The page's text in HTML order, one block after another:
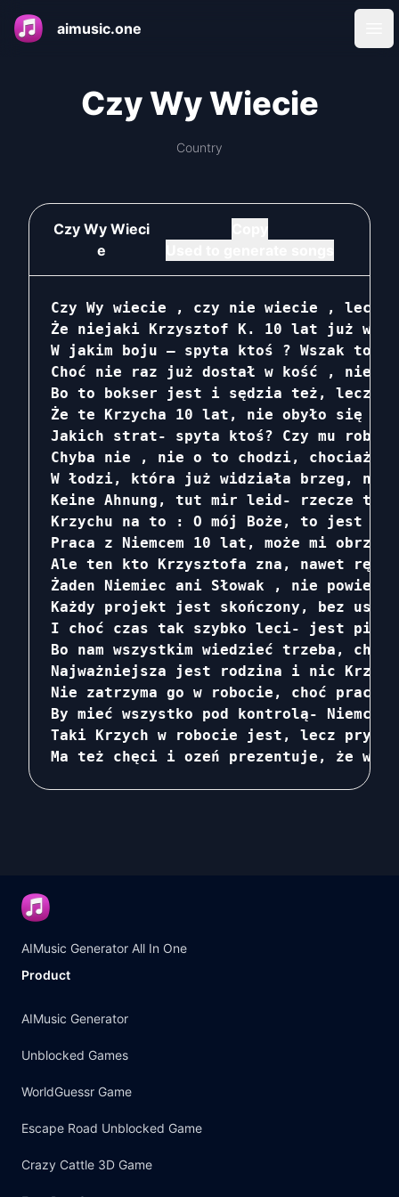
aimusic.one
Czy Wy Wiecie
Country
Czy Wy Wieci
e
Czy Wy wiecie , czy nie wiecie , lecz
Że niejaki Krzysztof K. 10 lat już w
W jakim boju – spyta ktoś ? Wszak to
Choć nie raz już dostał w kość , nie
Bo to bokser jest i sędzia też, lecz
Że te Krzycha 10 lat, nie obyło się
Jakich strat- spyta ktoś? Czy mu robił
Chyba nie , nie o to chodzi, chociaż
W łodzi, która już widziała brzeg,
Keine Ahnung, tut mir leid- rzecze tak
Krzychu na to : O mój Boże, to jest
Praca z Niemcem 10 lat, może mi
Ale ten kto Krzysztofa zna, nawet
Żaden Niemiec ani Słowak , nie
Każdy projekt jest skończony, bez
I choć czas tak szybko leci- jest
Bo nam wszystkim wiedzieć trzeba,
Najważniejsza jest rodzina i nic
Nie zatrzyma go w robocie, choć
By mieć wszystko pod kontrolą-
Taki Krzych w robocie jest, lecz
Ma też chęci i ozeń prezentuje, że w
AIMusic Generator All In One
Product
AIMusic Generator
Unblocked Games
WorldGuessr Game
Escape Road Unblocked Game
Crazy Cattle 3D Game